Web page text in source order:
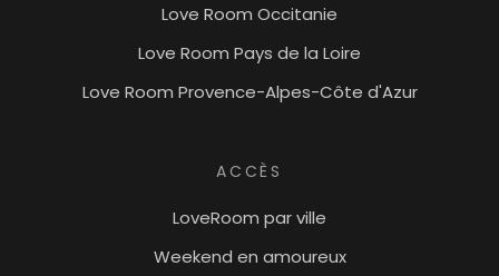
Love Room Occitanie
Love Room Pays de la Loire
Love Room Provence-Alpes-Côte d'Azur
ACCÈS
LoveRoom par ville
Weekend en amoureux